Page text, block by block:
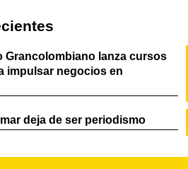
Grancolombiano lanza cursos
impulsar negocios en
deja de ser periodismo